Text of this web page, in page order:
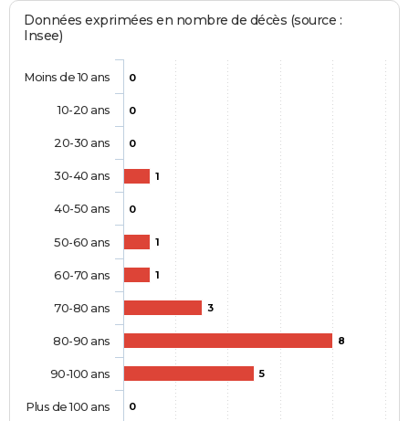
Données exprimées en nombre de décès (source :
Insee)
0
0
0
1
0
1
1
3
8
5
0
Moins de 10 ans
10-20 ans
20-30 ans
30-40 ans
40-50 ans
50-60 ans
60-70 ans
70-80 ans
80-90 ans
90-100 ans
Plus de 100 ans